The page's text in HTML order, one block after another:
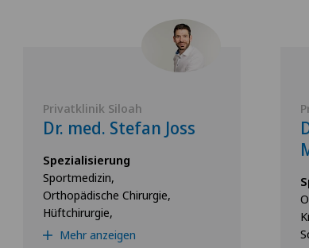
Privatklinik Siloah
Dr. med. Stefan Joss
Spezialisierung
Sportmedizin,
Orthopädische Chirurgie,
Hüftchirurgie,
Mehr anzeigen